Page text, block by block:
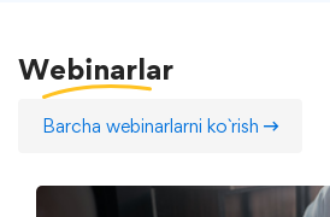
Webinarlar
Barcha webinarlarni ko`rish